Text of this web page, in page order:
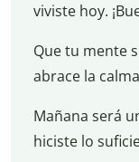
viviste hoy.
Que tu mente
abrace la
Mañana será
hiciste lo